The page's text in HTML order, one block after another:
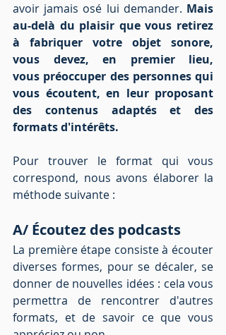
avoir jamais osé lui demander. Mais
au-delà du plaisir que vous retirez
à fabriquer votre objet sonore,
vous devez, en premier lieu,
vous préoccuper des personnes qui
vous écoutent, en leur proposant
des contenus adaptés et des
formats d'intérêts.
Pour trouver le format qui vous
correspond, nous avons élaborer la
méthode suivante :
A/ Écoutez des podcasts
La première étape consiste à écouter
diverses formes, pour se décaler, se
donner de nouvelles idées : cela vous
permettra de rencontrer d'autres
formats, et de savoir ce que vous